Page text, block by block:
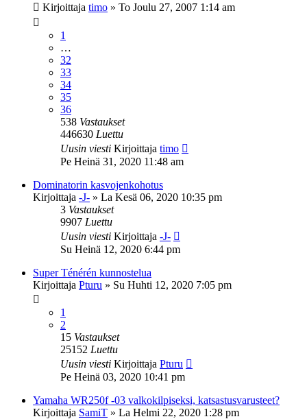
Kirjoittaja timo » To Joulu 27, 2007 1:14 am
1
…
32
33
34
35
36
538 Vastaukset
446630 Luettu
Uusin viesti Kirjoittaja timo
Pe Heinä 31, 2020 11:48 am
Dominatorin kasvojenkohotus
Kirjoittaja -J- » La Kesä 06, 2020 10:35 pm
3 Vastaukset
9907 Luettu
Uusin viesti Kirjoittaja -J-
Su Heinä 12, 2020 6:44 pm
Super Ténérén kunnostelua
Kirjoittaja Pturu » Su Huhti 12, 2020 7:05 pm
1
2
15 Vastaukset
25152 Luettu
Uusin viesti Kirjoittaja Pturu
Pe Heinä 03, 2020 10:41 pm
Yamaha WR250f -03 valkokilpiseksi, katsastusvarusteet?
Kirjoittaja SamiT » La Helmi 22, 2020 1:28 pm